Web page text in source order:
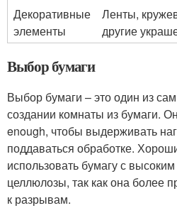
Декоративные
элементы
Ленты,
другие
Выбор бумаги
Выбор бумаги – это один из
создании комнаты из бумаги.
enough, чтобы выдерживать
поддаваться обработке.
использовать бумагу с
целлюлозы, так как она более
к разрывам.